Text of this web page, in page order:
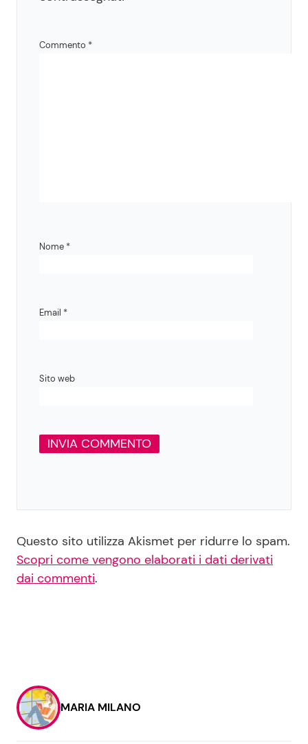
Commento *
Nome *
Email *
Sito web
Questo sito utilizza Akismet per ridurre lo spam.
Scopri come vengono elaborati i dati derivati
dai commenti.
MARIA MILANO